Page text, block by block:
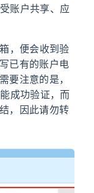
账户共享、应
，便会收到验
已有的账户电
要注意的是，
能成功验证，而
，因此请勿转